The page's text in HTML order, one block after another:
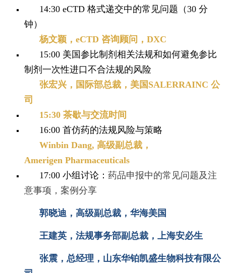
14:30 eCTD 格式递交中的常见问题（30 分
钟）
杨文颖，eCTD 咨询顾问，DXC
15:00 美国参比制剂相关法规和如何避免参比
制剂一次性进口不合法规的风险
张宏兴，国际部总裁，美国SALERRAINC 公
司
15:30 茶歇与交流时间
16:00 首仿药的法规风险与策略
Winbin Dang, 高级副总裁，
Amerigen Pharmaceuticals
17:00 小组讨论： 药品申报中的常见问题及注
意事项，案例分享
郭晓迪，高级副总裁，华海美国
王建英，法规事务部副总裁，上海安必生
张震，总经理，山东华铂凯盛生物科技有限公